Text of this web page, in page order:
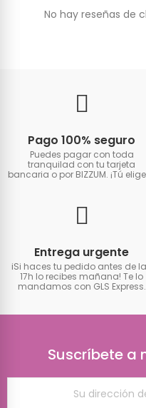
No hay reseñas de
Pago 100% seguro
Puedes pagar con toda
tranquilad con tu tarjeta
bancaria o por BIZZUM. ¡Tú
Entrega urgente
iSi haces tu pedido antes de
17h lo recibes mañana! Te lo
mandamos con GLS Express.
Suscríbete a